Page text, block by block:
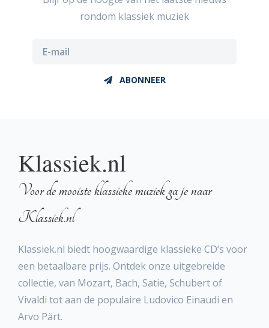
rondom klassiek muziek
ABONNEER
Klassiek.nl
Voor de mooiste klassieke muziek ga je naar
Klassiek.nl
Klassiek.nl biedt hoogwaardige klassieke CD’s voor
een betaalbare prijs. Ontdek onze uitgebreide
collectie, van Mozart, Bach, Satie, Schubert of
Vivaldi tot aan de populaire Ludovico Einaudi en
Arvo Pärt.